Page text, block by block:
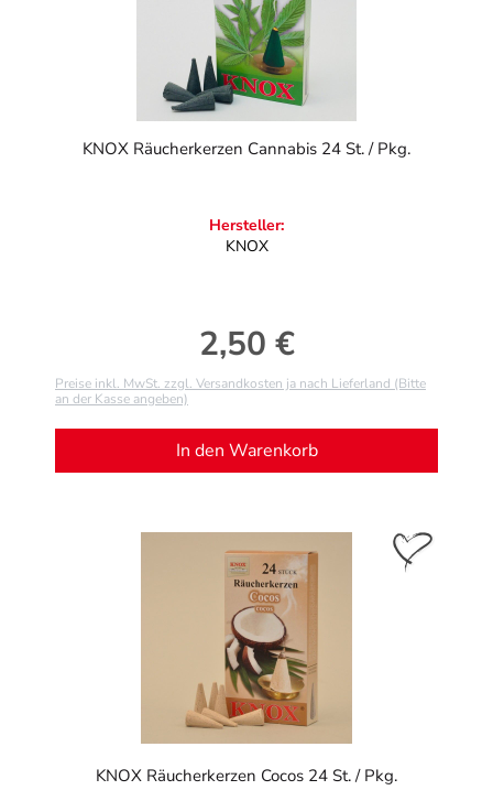
KNOX Räucherkerzen Cannabis 24 St. / Pkg.
Hersteller:
KNOX
Regulärer Preis:
2,50 €
Preise inkl. MwSt. zzgl. Versandkosten ja nach Lieferland (Bitte
an der Kasse angeben)
In den Warenkorb
KNOX Räucherkerzen Cocos 24 St. / Pkg.